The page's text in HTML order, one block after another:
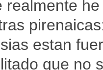
realmente
estan
que no